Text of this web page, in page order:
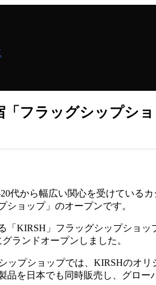
「フラッグシップシ
代から幅広い関心を受けているカ
ショップ」のオープンです。
「KIRSH」フラッグシップショ
ランドオープンしました。
ップショップでは、KIRSHのオ
品を日本でも同時販売し、グロ